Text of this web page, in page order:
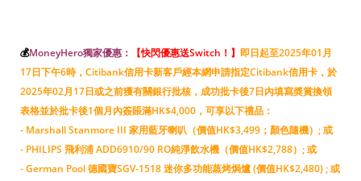
💰MoneyHero獨家優惠： 【快閃優惠送Switch！ 】 即日起至2025年01月
17日下午6時，Citibank信用卡新客戶經本網申請指定Citibank信用卡，於
2025年02月17日或之前獲有關銀行批核，成功批卡後7日內填寫奬賞換領
表格並於批卡後1個月內簽賬滿HK$4,000，可享以下禮品：
- Marshall Stanmore III 家用藍牙喇叭（價值HK$3,499；顏色隨機）; 或
- PHILIPS 飛利浦 ADD6910/90 RO純淨飲水機（價值HK$2,788）; 或
- German Pool 德國寶SGV-1518 迷你多功能蒸烤焗爐 (價值HK$2,480) ; 或